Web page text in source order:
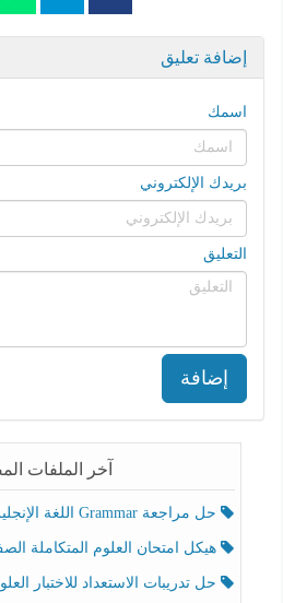
إضافة تعليق
اسمك
بريدك الإلكتروني
التعليق
إضافة
آخر الملفات
حل مراجعة Grammar اللغة الإنجليزية الصف الخامس الفصل الثالث
هيكل امتحان العلوم المتكاملة الصف الخامس عام
حل تدريبات الاستعداد للاختبار العلوم